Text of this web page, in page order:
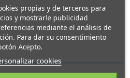
propias y de terceros para
y mostrarle publicidad
mediante el análisis de
Para dar su consentimiento
Acepto.
cookies